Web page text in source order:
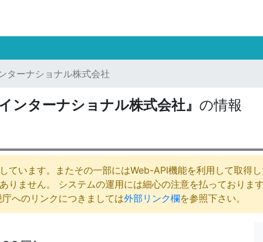
ターナショナル株式会社
ンターナショナル株式会社』 の情報
ています。またその一部にはWeb-API機能を利用して取得
りません。 システムの運用には細心の注意を払っておりま
へのリンクにつきましては外部リンク欄を参照下さい。